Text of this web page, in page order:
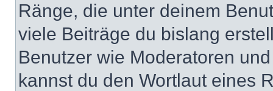
Ränge, die unter deinem
viele Beiträge du bislang
Benutzer wie Moderatoren
kannst du den Wortlaut eines